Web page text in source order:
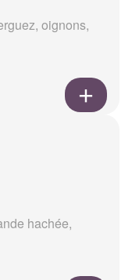
oignons,
hachée,